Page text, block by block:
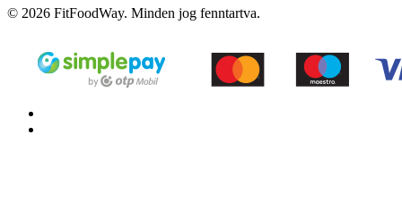
© 2026 FitFoodWay. Minden jog fenntartva.